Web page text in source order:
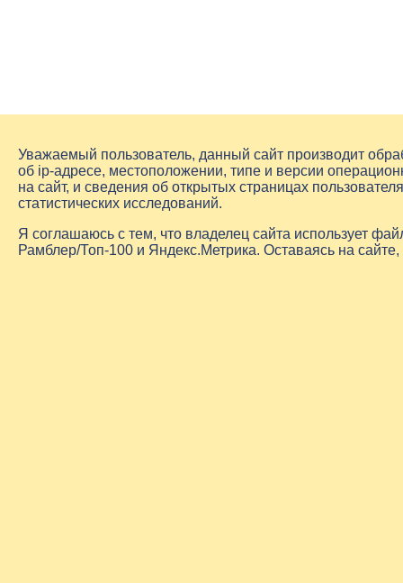
Уважаемый пользователь, данный сайт производит
об ip-адресе, местоположении, типе и версии
на сайт, и сведения об открытых страницах
статистических исследований.
Я соглашаюсь с тем, что владелец сайта использует
Рамблер/Топ-100 и Яндекс.Метрика. Оставаясь на